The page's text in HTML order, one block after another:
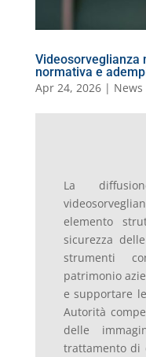
Videosorveglianza
normativa e
Apr 24, 2026| News
La
elemento
sicurezza
strumenti
patrimonio
e supportare
Autorità
delle
trattamento di